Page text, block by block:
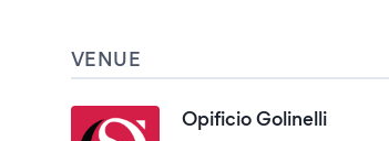
VENUE
Opificio Golinelli